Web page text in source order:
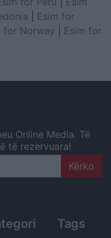
Esim for
for Norway
Esim for
Online Media. Të
të rezervuara!
Tags